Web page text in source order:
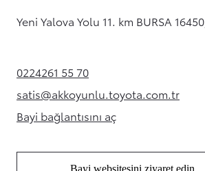
Yeni Yalova Yolu 11. km BURSA 16450,
0224261 55 70(Opens in new tab)
satis@akkoyunlu.toyota.com.tr
(Opens in new tab)
Bayi bağlantısını aç
(Opens in new tab)
Bayi websitesini ziyaret edin